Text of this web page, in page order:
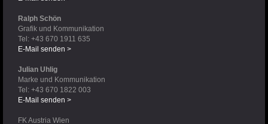
Ralph Schön
Grafik und Kommunikation
Tel: +43 670 1911 635
E-Mail senden >
Julian Uhlig
Marke und Kommunikation
Tel: +43 670 1822 003
E-Mail senden >
FK Austria Wien